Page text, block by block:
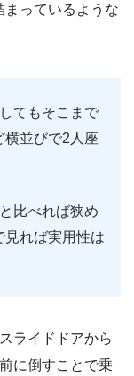
まっているような
てもそこまで
横並びで2人座
比べれば狭め
見れば実用性は
ライドドアから
に倒すことで乗